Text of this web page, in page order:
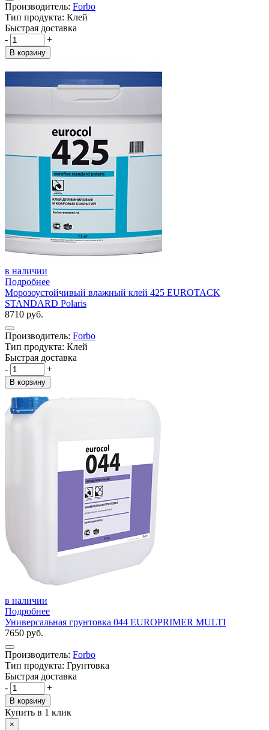
Производитель: Forbo
Тип продукта: Клей
Быстрая доставка
-
+
В корзину
в наличии
Подробнее
Морозоустойчивый влажный клей 425 EUROTACK
STANDARD Polaris
8710 руб.
Производитель: Forbo
Тип продукта: Клей
Быстрая доставка
-
+
В корзину
в наличии
Подробнее
Универсальная грунтовка 044 EUROPRIMER MULTI
7650 руб.
Производитель: Forbo
Тип продукта: Грунтовка
Быстрая доставка
-
+
В корзину
Купить в 1 клик
×